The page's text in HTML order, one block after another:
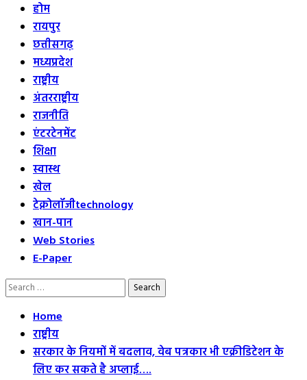
होम
रायपुर
छत्तीसगढ़
मध्यप्रदेश
राष्ट्रीय
अंतरराष्ट्रीय
राजनीति
एंटरटेनमेंट
शिक्षा
स्वास्थ
खेल
टेक्नोलॉजीtechnology
खान-पान
Web Stories
E-Paper
Search
Home
राष्ट्रीय
सरकार के नियमों में बदलाव, वेब पत्रकार भी एक्रीडिटेशन के
लिए कर सकते है अप्लाई….